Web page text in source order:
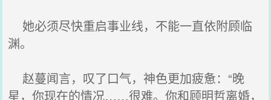
她必须尽快重启事业线，不能一直依附顾临
渊。
赵蔓闻言，叹了口气，神色更加疲惫：“晚
星，你现在的情况……很难。你和顾明哲离婚，